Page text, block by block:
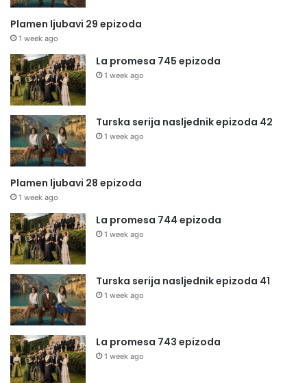
Plamen ljubavi 29 epizoda
1 week ago
La promesa 745 epizoda
1 week ago
Turska serija nasljednik epizoda 42
1 week ago
Plamen ljubavi 28 epizoda
1 week ago
La promesa 744 epizoda
1 week ago
Turska serija nasljednik epizoda 41
1 week ago
La promesa 743 epizoda
1 week ago